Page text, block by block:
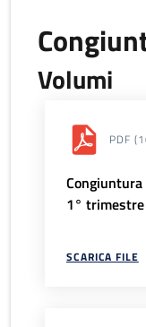
Volumi
PDF
1°
SCARICA FILE